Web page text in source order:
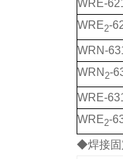
WRE-
WRE2-
WRN-
WRN 2-
WRE-
WRE2-
◆焊接固